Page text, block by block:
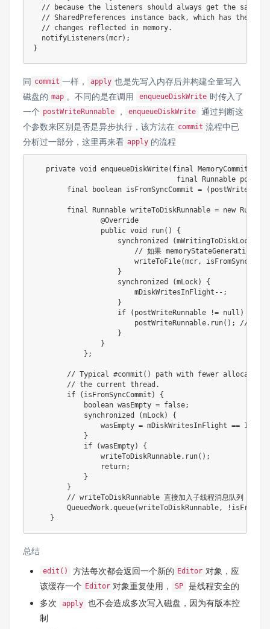
// because the listeners should always get the same
// SharedPreferences instance back, which has the
// changes reflected in memory.
notifyListeners (mcr) ;
}
同 commit 一样， apply 也是先写入内存后并构建全量写入
磁盘的 map 。不同的是在调用 enqueueDiskWrite 时传入了
一个 postWriteRunnable ， enqueueDiskWrite
通过判断这
个参数来区别是否是异步执行，该方法在 commit 流程中已
分析过一部分，这里再来看 apply 的流程
private void enqueueDiskWrite( final
final
Runnable
final
boolean isFromSyncCommit = (
final Runnable writeToDiskRunnable = new
@Override
public void run( )
{
synchronized
(mWritingToDiskLock
// 如果 memoryStateGeneration 一致
writeToFile(mcr ,
}
synchronized
(mLock)
{
                        mDiskWritesInFlight
-- ;
}
if
( postWriteRunnable != null )
                        postWriteRunnable
. run( ) ;
// 通知
}
}
} ;
// Typical #commit() path with fewer
// the current thread.
if
( isFromSyncCommit )
{
boolean wasEmpty = false;
synchronized
(mLock)
{
                wasEmpty
= mDiskWritesInFlight == 1
}
if
(wasEmpty)
{
                writeToDiskRunnable
. run( ) ;
return;
}
}
// writeToDiskRunnable 直接加入子线程消息队列
QueuedWork.queue(writeToDiskRunnable , !
}
总结
edit() 方法每次都会返回一个新的 Editor 对象，应
该缓存一个 Editor 对象重复使用， SP
是线程安全的
多次
apply 也不会造成多次写入磁盘，因为有版本控
制